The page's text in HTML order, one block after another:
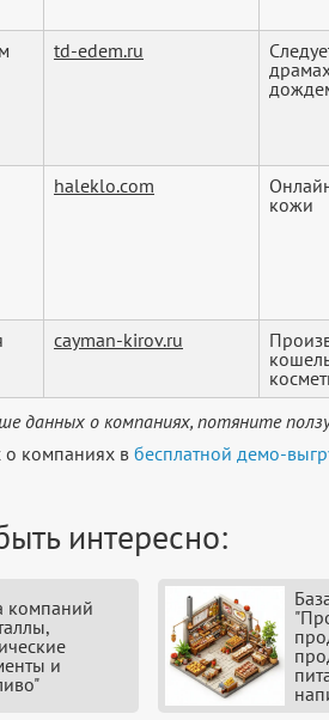
td-edem.ru
haleklo.com
кожи
cayman-kirov.ru
данных о компаниях, потяните
компаниях в бесплатной демо-
интересно:
компаний
и